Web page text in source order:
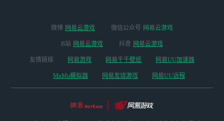
微博 网易云游戏 微信公众号 网易云游戏
B站 网易云游戏 抖音 网易云游戏
友情链接 网易游戏 网易千千壁纸 网易UU加速器
MuMu模拟器 网易发烧游戏 网易UU远程